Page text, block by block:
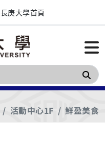
長庚大學首頁
搜
活動中心1F 鮮盈美食